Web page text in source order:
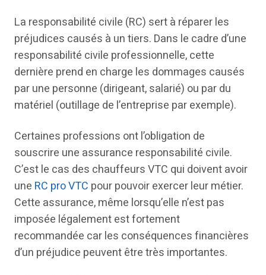
La responsabilité civile (RC) sert à réparer les
préjudices causés à un tiers. Dans le cadre d’une
responsabilité civile professionnelle, cette
dernière prend en charge les dommages causés
par une personne (dirigeant, salarié) ou par du
matériel (outillage de l’entreprise par exemple).
Certaines professions ont l’obligation de
souscrire une assurance responsabilité civile.
C’est le cas des chauffeurs VTC qui doivent avoir
une RC pro VTC pour pouvoir exercer leur métier.
Cette assurance, même lorsqu’elle n’est pas
imposée légalement est fortement
recommandée car les conséquences financières
d’un préjudice peuvent être très importantes.